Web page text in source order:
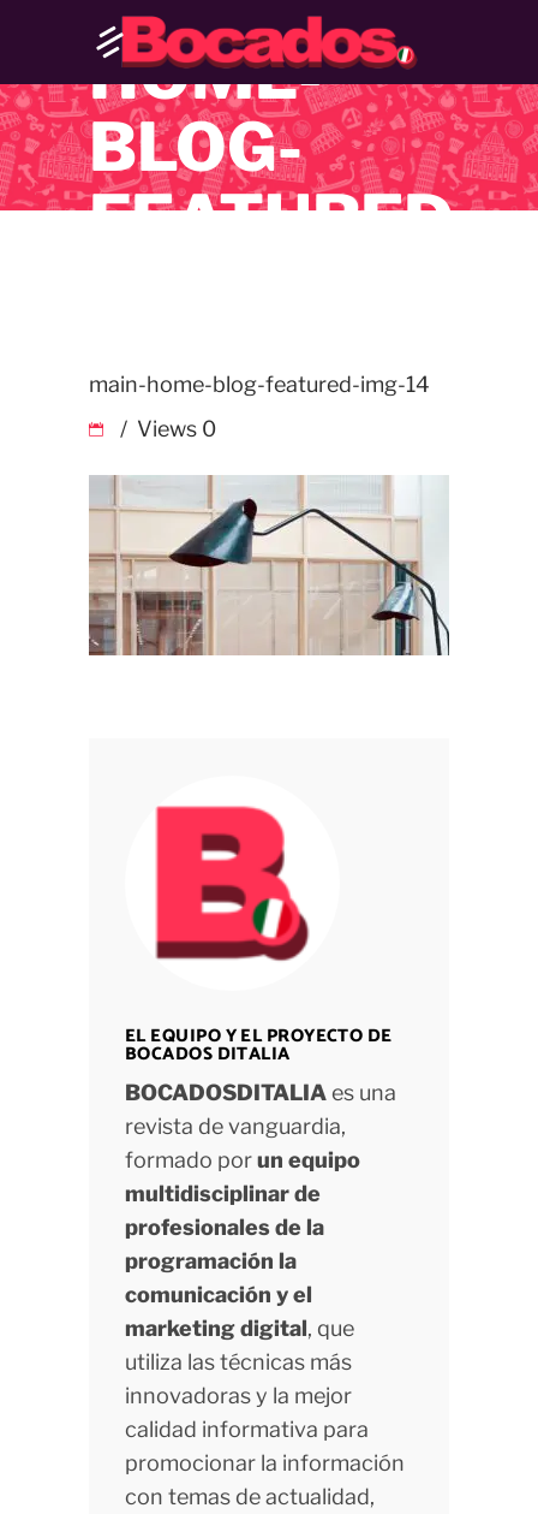
HOME-
BLOG-
FEATURED-
main-home-blog-featured-img-14
Views 0
EL EQUIPO Y EL PROYECTO DE
BOCADOS DITALIA
BOCADOSDITALIAes una
revista de vanguardia,
formado porun equipo
multidisciplinar de
profesionales de la
programación la
comunicación y el
marketing digital, que
utiliza las técnicas más
innovadoras y la mejor
calidad informativa para
promocionar la información
con temas de actualidad,